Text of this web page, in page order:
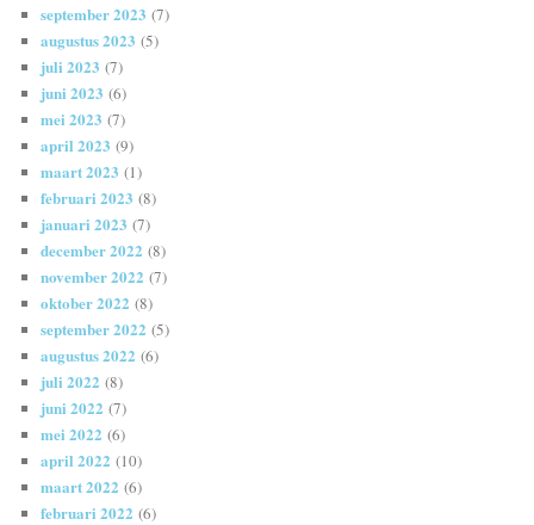
september 2023 (7)
augustus 2023 (5)
juli 2023 (7)
juni 2023 (6)
mei 2023 (7)
april 2023 (9)
maart 2023 (1)
februari 2023 (8)
januari 2023 (7)
december 2022 (8)
november 2022 (7)
oktober 2022 (8)
september 2022 (5)
augustus 2022 (6)
juli 2022 (8)
juni 2022 (7)
mei 2022 (6)
april 2022 (10)
maart 2022 (6)
februari 2022 (6)